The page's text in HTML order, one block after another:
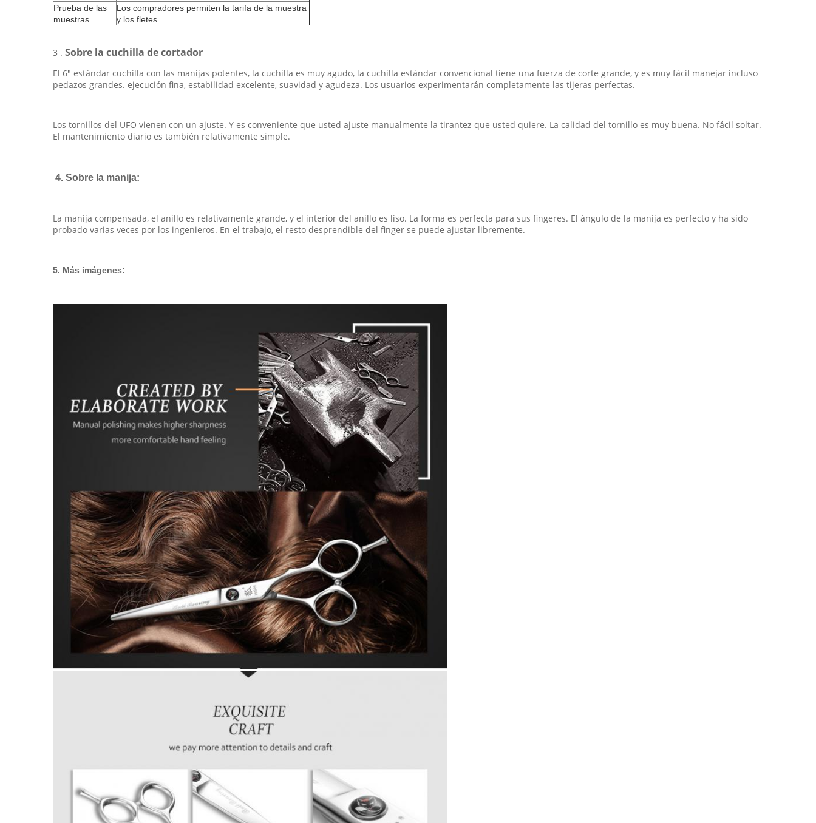
Prueba de las
muestras
Los compradores permiten la tarifa de la muestra
y los fletes
3 . Sobre la cuchilla de cortador
El 6" estándar cuchilla con las manijas potentes, la cuchilla es muy agudo, la cuchilla estándar convencional tiene una fuerza de corte grande, y es muy fácil manejar incluso
pedazos grandes. ejecución fina, estabilidad excelente, suavidad y agudeza. Los usuarios experimentarán completamente las tijeras perfectas.
Los tornillos del UFO vienen con un ajuste. Y es conveniente que usted ajuste manualmente la tirantez que usted quiere. La calidad del tornillo es muy buena. No fácil soltar.
El mantenimiento diario es también relativamente simple.
4. Sobre la manija:
La manija compensada, el anillo es relativamente grande, y el interior del anillo es liso. La forma es perfecta para sus fingeres. El ángulo de la manija es perfecto y ha sido
probado varias veces por los ingenieros. En el trabajo, el resto desprendible del finger se puede ajustar libremente.
5. Más imágenes: